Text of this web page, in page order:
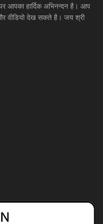
आपका हार्दिक अभिनन्दन है। आप
वीडियो देख सकते है। जय श्री